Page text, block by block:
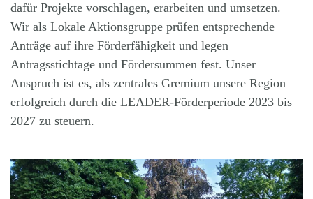
dafür Projekte vorschlagen, erarbeiten und umsetzen.
Wir als Lokale Aktionsgruppe prüfen entsprechende
Anträge auf ihre Förderfähigkeit und legen
Antragsstichtage und Fördersummen fest. Unser
Anspruch ist es, als zentrales Gremium unsere Region
erfolgreich durch die LEADER-Förderperiode 2023 bis
2027 zu steuern.